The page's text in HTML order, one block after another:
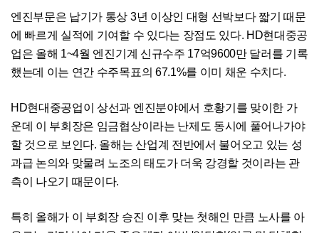
엔진부문은 납기가 통상 3년 이상인 대형 선박보다 짧기 때문
에 빠르게 실적에 기여할 수 있다는 장점도 있다. HD현대중공
업은 올해 1~4월 엔진기계 신규수주 17억9600만 달러를 기록
했는데 이는 연간 수주목표의 67.1%를 이미 채운 수치다.
HD현대중공업이 상선과 엔진분야에서 호황기를 맞이한 가
운데 이 부회장은 임금협상이라는 난제도 동시에 풀어나가야
할 것으로 보인다. 올해는 산업계 전반에서 불어오고 있는 성
과급 논의와 맞물려 노조의 태도가 더욱 강경할 것이라는 관
측이 나오기 때문이다.
특히 올해가 이 부회장 승진 이후 맞는 첫해인 만큼 노사를 아